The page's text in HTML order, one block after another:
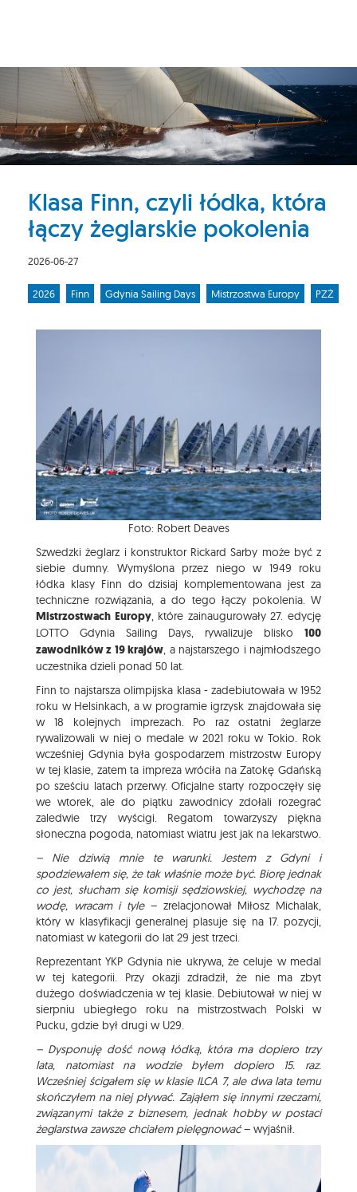
Klasa Finn, czyli łódka, która
łączy żeglarskie pokolenia
2026-06-27
2026 Finn Gdynia Sailing Days Mistrzostwa Europy PZŻ
Foto: Robert Deaves
Szwedzki żeglarz i konstruktor Rickard Sarby może być z
siebie dumny. Wymyślona przez niego w 1949 roku
łódka klasy Finn do dzisiaj komplementowana jest za
techniczne rozwiązania, a do tego łączy pokolenia. W
Mistrzostwach Europy, które zainaugurowały 27. edycję
LOTTO Gdynia Sailing Days, rywalizuje blisko 100
zawodników z 19 krajów, a najstarszego i najmłodszego
uczestnika dzieli ponad 50 lat.
Finn to najstarsza olimpijska klasa - zadebiutowała w 1952
roku w Helsinkach, a w programie igrzysk znajdowała się
w 18 kolejnych imprezach. Po raz ostatni żeglarze
rywalizowali w niej o medale w 2021 roku w Tokio. Rok
wcześniej Gdynia była gospodarzem mistrzostw Europy
w tej klasie, zatem ta impreza wróciła na Zatokę Gdańską
po sześciu latach przerwy. Oficjalne starty rozpoczęły się
we wtorek, ale do piątku zawodnicy zdołali rozegrać
zaledwie trzy wyścigi. Regatom towarzyszy piękna
słoneczna pogoda, natomiast wiatru jest jak na lekarstwo.
– Nie dziwią mnie te warunki. Jestem z Gdyni i
spodziewałem się, że tak właśnie może być. Biorę jednak
co jest, słucham się komisji sędziowskiej, wychodzę na
wodę, wracam i tyle – zrelacjonował Miłosz Michalak,
który w klasyfikacji generalnej plasuje się na 17. pozycji,
natomiast w kategorii do lat 29 jest trzeci.
Reprezentant YKP Gdynia nie ukrywa, że celuje w medal
w tej kategorii. Przy okazji zdradził, że nie ma zbyt
dużego doświadczenia w tej klasie. Debiutował w niej w
sierpniu ubiegłego roku na mistrzostwach Polski w
Pucku, gdzie był drugi w U29.
– Dysponuję dość nową łódką, która ma dopiero trzy
lata, natomiast na wodzie byłem dopiero 15. raz.
Wcześniej ścigałem się w klasie ILCA 7, ale dwa lata temu
skończyłem na niej pływać. Zająłem się innymi rzeczami,
związanymi także z biznesem, jednak hobby w postaci
żeglarstwa zawsze chciałem pielęgnować– wyjaśnił.